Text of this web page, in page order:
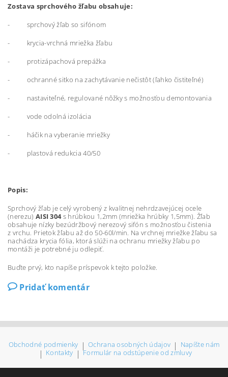
Zostava sprchového žľabu obsahuje:
- sprchový žľab so sifónom
- krycia-vrchná mriežka žľabu
- protizápachová prepážka
- ochranné sitko na zachytávanie nečistôt (ľahko čistiteľné)
- nastaviteľné, regulované nôžky s možnosťou demontovania
- vode odolná izolácia
- háčik na vyberanie mriežky
- plastová redukcia 40/50
Popis:
Sprchový žľab je celý vyrobený z kvalitnej nehrdzavejúcej ocele
(nerezu) AISI 304s hrúbkou 1,2mm (mriežka hrúbky 1,5mm). Žľab
obsahuje nízky bezúdržbový nerezový sifón s možnosťou čistenia
z vrchu. Prietok žľabu až do 50-60l/min. Na vrchnej mriežke žľabu sa
nachádza krycia fólia, ktorá slúži na ochranu mriežky žľabu po
montáži je potrebné ju odlepiť.
Buďte prvý, kto napíše príspevok k tejto položke.
Pridať komentár
Obchodné podmienky | Ochrana osobných údajov | Napíšte nám
| Kontakty | Formulár na odstúpenie od zmluvy